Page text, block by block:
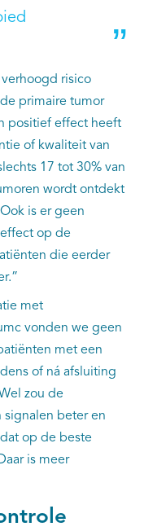
risico
primaire tumor
positief effect heeft
of kwaliteit van
17 tot 30% van
wordt ontdekt
is er geen
op de
die eerder
met
vonden we geen
met een
of ná afsluiting
zou de
beter en
op de beste
is meer